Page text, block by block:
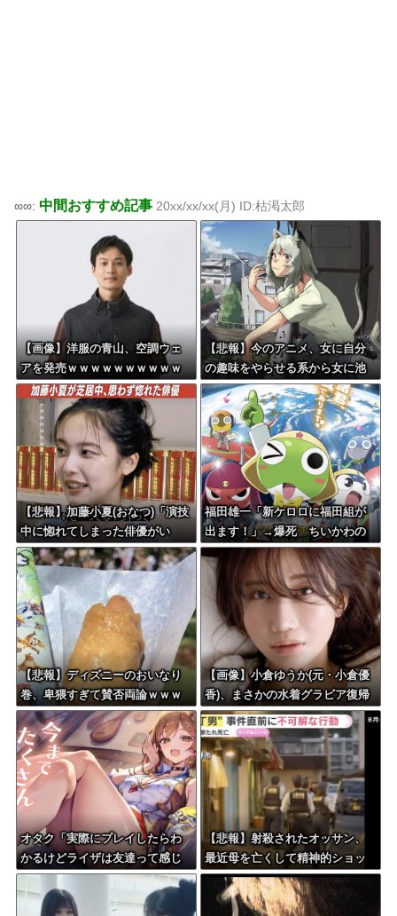
∞∞: 中間おすすめ記事 20xx/xx/xx(月) ID:枯渇太郎
【画像】洋服の青山、空調ウェ
アを発売ｗｗｗｗｗｗｗｗｗｗ
ｗｗｗｗ
【悲報】今のアニメ、女に自分
の趣味をやらせる系から女に池
沼役をやらせる系へ変化
【悲報】加藤小夏(おなつ)「演技
中に惚れてしまった俳優がい
る」
福田雄一「新ケロロに福田組が
出ます！」→爆死 ちいかわの
監督「原作に忠実に」→爆売れ
【悲報】ディズニーのおいなり
巻、卑猥すぎて賛否両論ｗｗｗ
ｗｗｗｗｗ
【画像】小倉ゆうか(元・小倉優
香)、まさかの水着グラビア復帰
ｗｗｗｗｗ
オタク「実際にプレイしたらわ
かるけどライザは友達って感じ
で性的な目では見れないｗ」←
これｗ
【悲報】射殺されたオッサン、
最近母を亡くして精神的ショッ
クを受けていたと判明・・・